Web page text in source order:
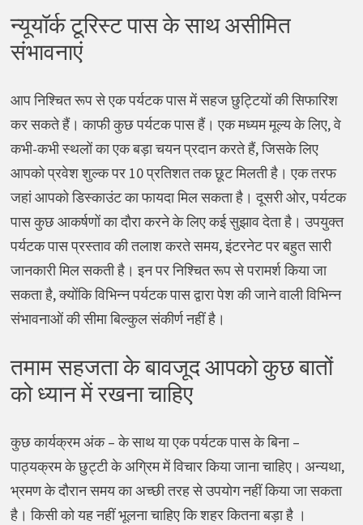
न्यूयॉर्क टूरिस्ट पास के साथ असीमित
संभावनाएं
आप निश्चित रूप से एक पर्यटक पास में सहज छुट्टियों की सिफारिश
कर सकते हैं। काफी कुछ पर्यटक पास हैं। एक मध्यम मूल्य के लिए, वे
कभी-कभी स्थलों का एक बड़ा चयन प्रदान करते हैं, जिसके लिए
आपको प्रवेश शुल्क पर 10 प्रतिशत तक छूट मिलती है। एक तरफ
जहां आपको डिस्काउंट का फायदा मिल सकता है। दूसरी ओर, पर्यटक
पास कुछ आकर्षणों का दौरा करने के लिए कई सुझाव देता है। उपयुक्त
पर्यटक पास प्रस्ताव की तलाश करते समय, इंटरनेट पर बहुत सारी
जानकारी मिल सकती है। इन पर निश्चित रूप से परामर्श किया जा
सकता है, क्योंकि विभिन्न पर्यटक पास द्वारा पेश की जाने वाली विभिन्न
संभावनाओं की सीमा बिल्कुल संकीर्ण नहीं है।
तमाम सहजता के बावजूद आपको कुछ बातों
को ध्यान में रखना चाहिए
कुछ कार्यक्रम अंक – के साथ या एक पर्यटक पास के बिना –
पाठ्यक्रम के छुट्टी के अग्रिम में विचार किया जाना चाहिए। अन्यथा,
भ्रमण के दौरान समय का अच्छी तरह से उपयोग नहीं किया जा सकता
है। किसी को यह नहीं भूलना चाहिए कि शहर कितना बड़ा है ।